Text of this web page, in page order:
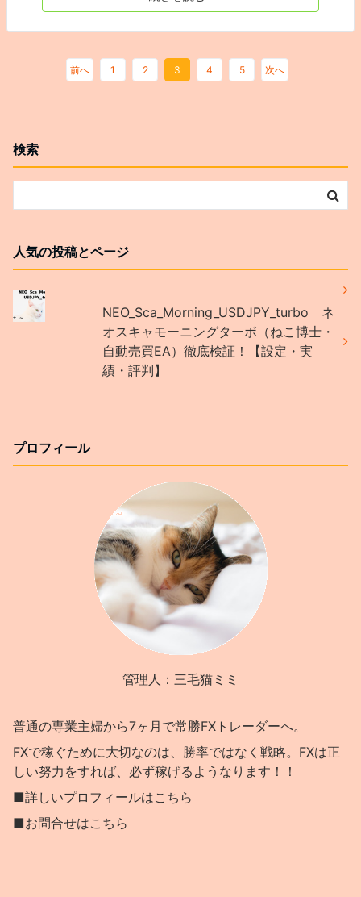
前へ 1 2 3 4 5 次へ
検索
人気の投稿とページ
NEO_Sca_Morning_USDJPY_turbo ネ
オスキャモーニングターボ（ねこ博士・
自動売買EA）徹底検証！【設定・実
績・評判】
プロフィール
管理人：三毛猫ミミ
普通の専業主婦から7ヶ月で常勝FXトレーダーへ。
FXで稼ぐために大切なのは、勝率ではなく戦略。FXは正
しい努力をすれば、必ず稼げるようなります！！
■詳しいプロフィールはこちら
■お問合せはこちら